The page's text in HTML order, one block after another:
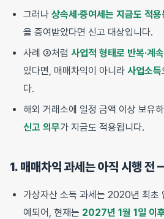
그러나 상속세·증여세는 지금도 적
을 증여받았다면 신고 대상입니다.
사례 ②처럼 사업적 형태로 반복·계
있다면, 매매차익이 아니라 사업소득
다.
해외 거래소에 일정 금액 이상 보유
신고 의무가 지금도 적용됩니다.
1. 매매차익 과세는 아직 시행 전
가상자산 소득 과세는 2020년 최초
예되어, 현재는 2027년 1월 1일 이